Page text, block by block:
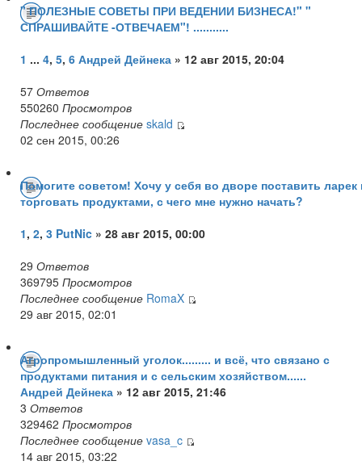
" ПОЛЕЗНЫЕ СОВЕТЫ ПРИ ВЕДЕНИИ БИЗНЕСА!" "
СПРАШИВАЙТЕ -ОТВЕЧАЕМ"! ...........
1 ... 4, 5, 6 Андрей Дейнека » 12 авг 2015, 20:04
57 Ответов
550260 Просмотров
Последнее сообщение skald
02 сен 2015, 00:26
Помогите советом! Хочу у себя во дворе поставить ларек
торговать продуктами, с чего мне нужно начать?
1, 2, 3 PutNic » 28 авг 2015, 00:00
29 Ответов
369795 Просмотров
Последнее сообщение RomaX
29 авг 2015, 02:01
Агропромышленный уголок......... и всё, что связано с
продуктами питания и с сельским хозяйством......
Андрей Дейнека » 12 авг 2015, 21:46
3 Ответов
329462 Просмотров
Последнее сообщение vasa_c
14 авг 2015, 03:22